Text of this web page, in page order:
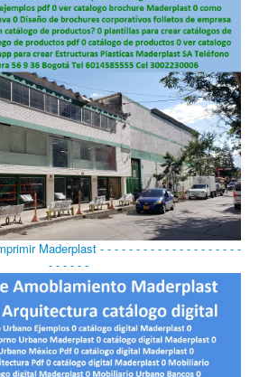
Maderplast - - - - - - - - - - - - - - - - - - - -
- - - - - -